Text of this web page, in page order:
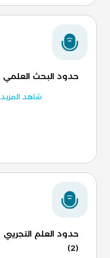
حدود البحث العلمي
شاهد المزيد
حدود العلم التجريبي
(2)